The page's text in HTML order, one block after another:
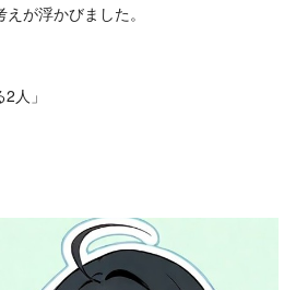
が浮かびました。
人」